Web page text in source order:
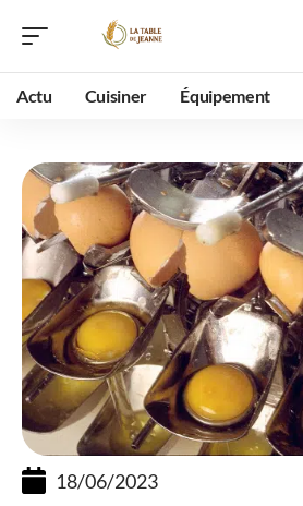
Actu Cuisiner Équipement
18/06/2023